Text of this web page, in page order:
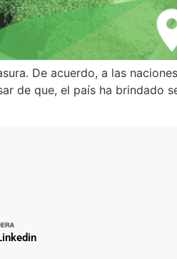
De acuerdo, a las
de que, el país ha brindado